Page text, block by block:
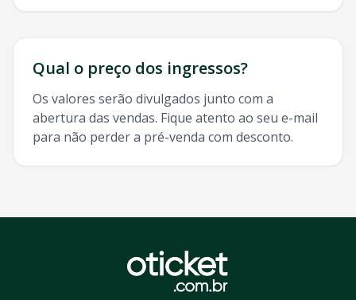
Qual o preço dos ingressos?
Os valores serão divulgados junto com a
abertura das vendas. Fique atento ao seu e-mail
para não perder a pré-venda com desconto.